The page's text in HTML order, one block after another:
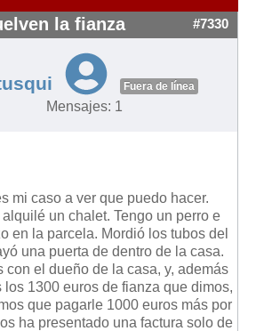
Horizontal
de Junta de Propietarios
de Propietarios
Urbanos
Comunidad de Propietarios
de Vivienda en Propiedad
práctico
la fianza #7330
Fuera de línea
Mensajes: 1
mi caso a ver que puedo hacer.
un chalet. Tengo un perro e
en la parcela. Mordió los tubos del
una puerta de dentro de la casa.
con el dueño de la casa, y, además
1300 euros de fianza que dimos,
que pagarle 1000 euros más por
ha presentado una factura solo de